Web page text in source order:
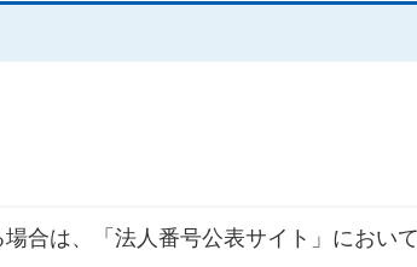
合は、「法人番号公表サイト」におい